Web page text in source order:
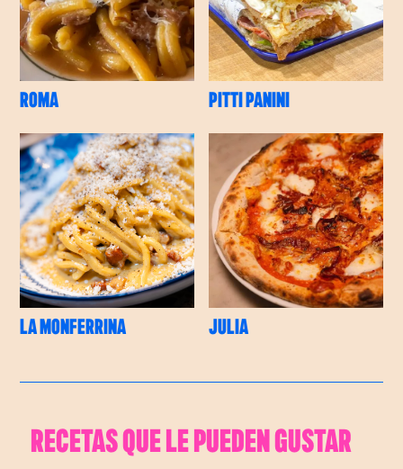
ROMA PITTI PANINI
LA MONFERRINA JULIA
RECETAS QUE LE PUEDEN GUSTAR